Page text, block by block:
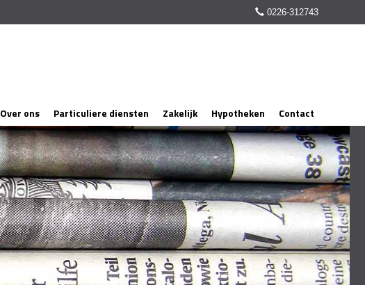
0226-312743
Over ons Particuliere diensten Zakelijk Hypotheken Contact